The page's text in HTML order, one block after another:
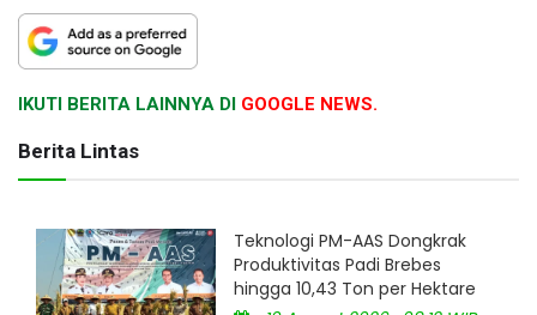
IKUTI BERITA LAINNYA DI GOOGLE NEWS.
Berita Lintas
Teknologi PM-AAS Dongkrak
Produktivitas Padi Brebes
hingga 10,43 Ton per Hektare